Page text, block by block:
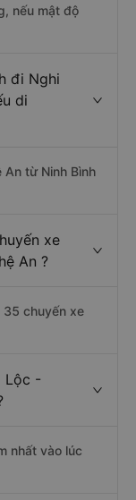
nếu mật độ
đi Nghi
di
từ Ninh Bình
xe
An ?
35 chuyến xe
Lộc -
nhất vào lúc